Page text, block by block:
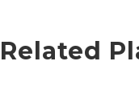
Related